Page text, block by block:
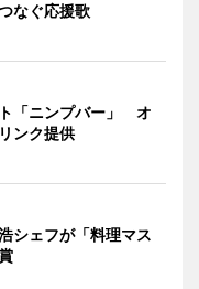
なぐ応援歌
「ニンプバー」 オ
ンク提供
シェフが「料理マス